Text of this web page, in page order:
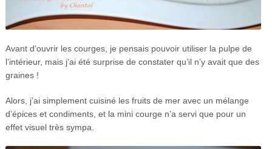
Avant d’ouvrir les courges, je pensais pouvoir utiliser la pulpe de
l’intérieur, mais j’ai été surprise de constater qu’il n’y avait que des
graines !
Alors, j’ai simplement cuisiné les fruits de mer avec un mélange
d’épices et condiments, et la mini courge n’a servi que pour un
effet visuel très sympa.